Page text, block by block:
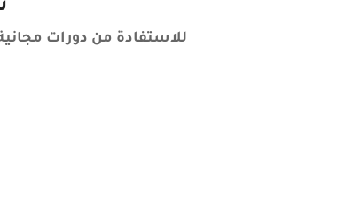
للاستفادة من دورات